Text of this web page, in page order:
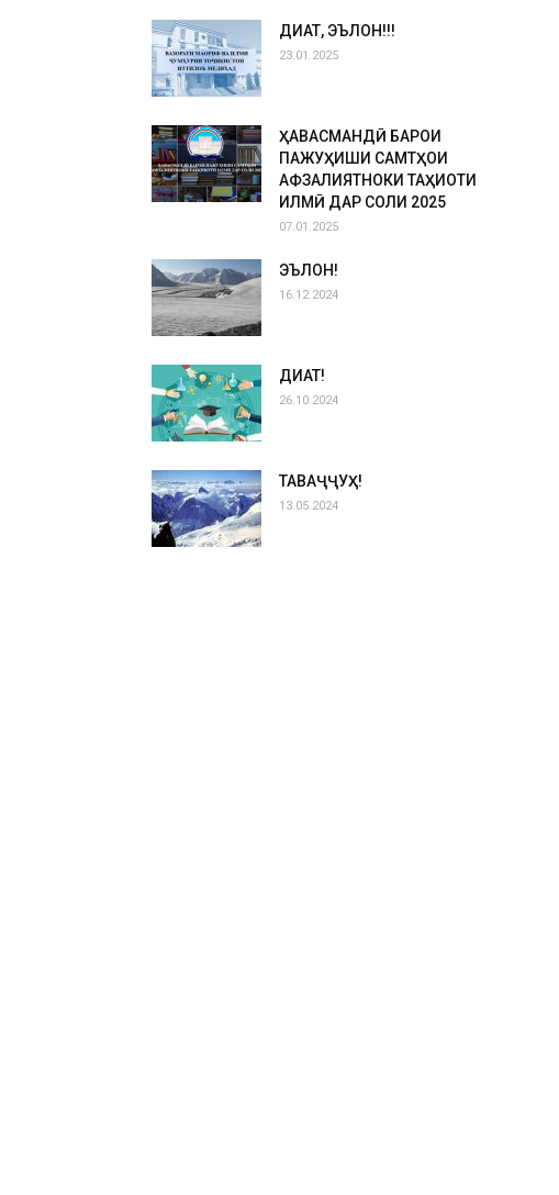
ДИҚҚАТ, ЭЪЛОН!!!
23.01.2025
ҲАВАСМАНДӢ БАРОИ
ПАЖУҲИШИ САМТҲОИ
АФЗАЛИЯТНОКИ ТАҲҚИҚОТИ
ИЛМӢ ДАР СОЛИ 2025
07.01.2025
ЭЪЛОН!
16.12.2024
ДИҚҚАТ!
26.10.2024
ТАВАҶҶУҲ!
13.05.2024